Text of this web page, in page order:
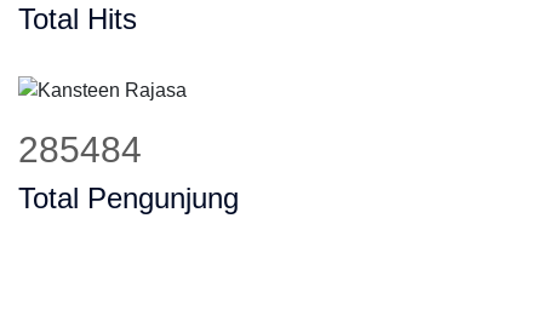
Total Hits
362262
Total Pengunjung